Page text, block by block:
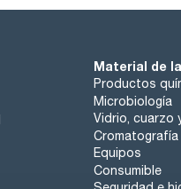
Material de
Productos
Microbiología
Vidrio, cuarzo
Cromatografía
Equipos
Consumible